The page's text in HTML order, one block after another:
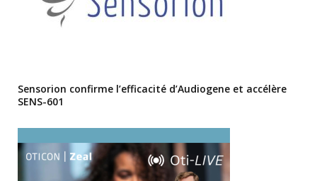
Sensorion confirme l’efficacité d’Audiogene et accélère
SENS-601